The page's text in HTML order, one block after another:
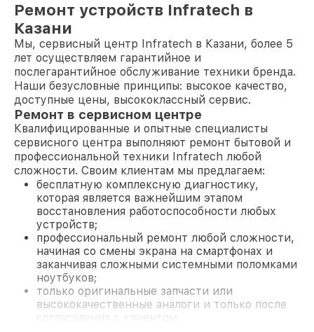
Ремонт устройств Infratech в
Казани
Мы, сервисный центр Infratech в Казани, более 5
лет осуществляем гарантийное и
послегарантийное обслуживание техники бренда.
Наши безусловные принципы: высокое качество,
доступные цены, высококлассный сервис.
Ремонт в сервисном центре
Квалифицированные и опытные специалисты
сервисного центра выполняют ремонт бытовой и
профессиональной техники Infratech любой
сложности. Своим клиентам мы предлагаем:
бесплатную комплексную диагностику,
которая является важнейшим этапом
восстановления работоспособности любых
устройств;
профессиональный ремонт любой сложности,
начиная со смены экрана на смартфонах и
заканчивая сложными системными поломками
ноутбуков;
только оригинальные запчасти или
высококачественные аналоги и только после
согласования с клиентом.